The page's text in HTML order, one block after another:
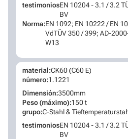
testimoniosEN 10204 - 3.1 / 3.2
BV
Norma:EN 1092; EN 10222 / EN
VdTÜV 350 / 399; AD-
W13
material:CK60 (C60 E)
número:1.1221
Dimensión:3500mm
Peso (máximo):150 t
grupo:C-Stahl &
testimoniosEN 10204 - 3.1 / 3.2
BV